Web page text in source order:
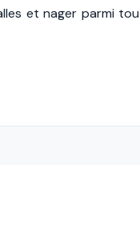
et nager parmi